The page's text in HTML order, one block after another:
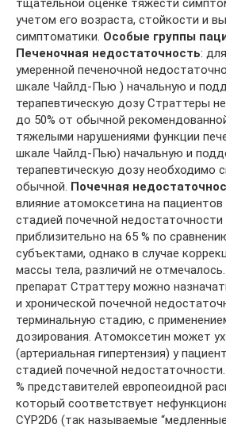
тщательной оценке тяжести
учетом его возраста, стойкости и
симптоматики. Особые группы
Печеночная недостаточность:
умеренной печеночной
шкале Чайлд-Пью ) начальную и
терапевтическую дозу Страттеры
до 50% от обычной
тяжелыми нарушениями функции
шкале Чайлд-Пью) начальную и
терапевтическую дозу необходимо
обычной. Почечная
влияние атомоксетина на
стадией почечной
приблизительно на 65 % по
субъектами, однако в случае
массы тела, различий не
препарат Страттеру можно
и хронической почечной
терминальную стадию, с
дозирования. Атомоксетин может
(артериальная гипертензия) у
стадией почечной
% представителей европеоидной
который соответствует
CYP2D6 (так называемые